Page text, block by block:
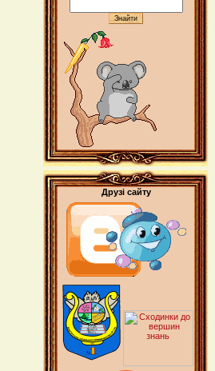
Друзі сайту